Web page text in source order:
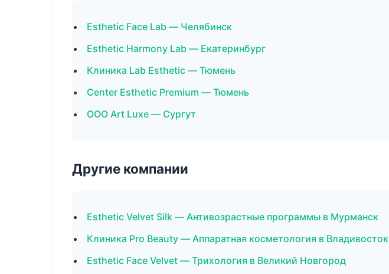
Esthetic Face Lab — Челябинск
Esthetic Harmony Lab — Екатеринбург
Клиника Lab Esthetic — Тюмень
Center Esthetic Premium — Тюмень
ООО Art Luxe — Сургут
Другие компании
Esthetic Velvet Silk — Антивозрастные программы в Мурманск
Клиника Pro Beauty — Аппаратная косметология в Владивосток
Esthetic Face Velvet — Трихология в Великий Новгород